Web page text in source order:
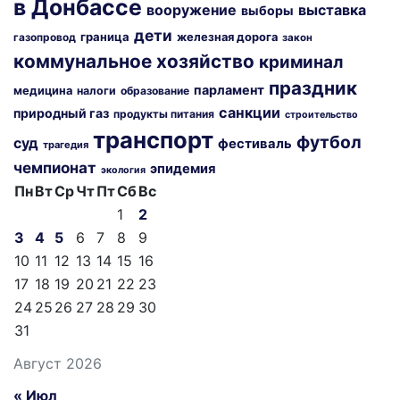
в Донбассе вооружение выборы выставка
газопровод граница дети железная дорога закон
коммунальное хозяйство криминал
медицина налоги образование парламент праздник
природный газ продукты питания санкции строительство
суд трагедия транспорт фестиваль футбол
чемпионат экология эпидемия
Август 2026
ПнВтСрЧтПтСбВс
1
2
3
4 5 6 7 8
9
10 11 12 13 14 15 16
17 18 19 20 21 22 23
24 25 26 27 28 29 30
31
« Июл